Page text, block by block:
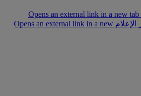
مركز الإعلام Opens an external link in a new